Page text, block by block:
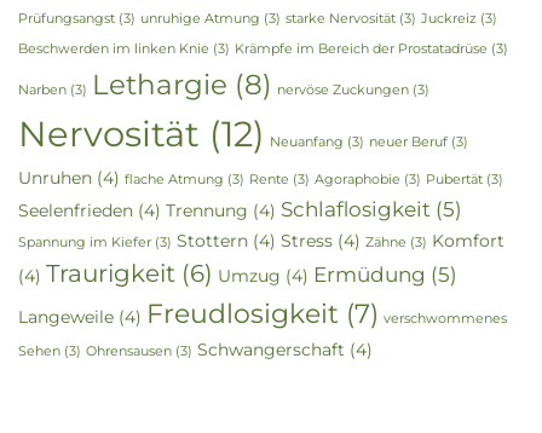
Prüfungsangst (3) unruhige Atmung (3) starke Nervosität (3) Juckreiz (3)
Beschwerden im linken Knie (3) Krämpfe im Bereich der Prostatadrüse (3)
Narben (3) Lethargie (8) nervöse Zuckungen (3)
Nervosität (12) Neuanfang (3) neuer Beruf (3)
Unruhen (4) flache Atmung (3) Rente (3) Agoraphobie (3) Pubertät (3)
Seelenfrieden (4) Trennung (4) Schlaflosigkeit (5)
Spannung im Kiefer (3) Stottern (4) Stress (4) Zähne (3) Komfort
(4) Traurigkeit (6) Umzug (4) Ermüdung (5)
Langeweile (4) Freudlosigkeit (7) verschwommenes
Sehen (3) Ohrensausen (3) Schwangerschaft (4)